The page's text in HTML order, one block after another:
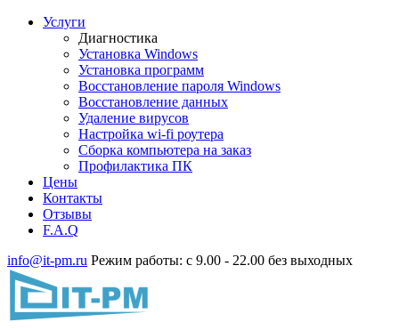
Услуги
Диагностика
Установка Windows
Установка программ
Восстановление пароля Windows
Восстановление данных
Удаление вирусов
Настройка wi-fi роутера
Сборка компьютера на заказ
Профилактика ПК
Цены
Контакты
Отзывы
F.A.Q
info@it-pm.ru Режим работы: с 9.00 - 22.00 без выходных